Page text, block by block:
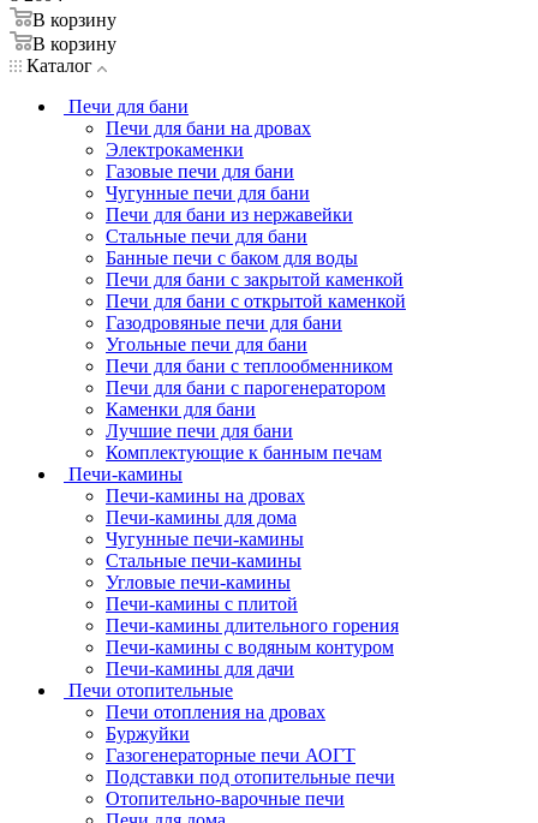
В корзину
В корзину
Каталог
Печи для бани
Печи для бани на дровах
Электрокаменки
Газовые печи для бани
Чугунные печи для бани
Печи для бани из нержавейки
Стальные печи для бани
Банные печи с баком для воды
Печи для бани с закрытой каменкой
Печи для бани с открытой каменкой
Газодровяные печи для бани
Угольные печи для бани
Печи для бани с теплообменником
Печи для бани с парогенератором
Каменки для бани
Лучшие печи для бани
Комплектующие к банным печам
Печи-камины
Печи-камины на дровах
Печи-камины для дома
Чугунные печи-камины
Стальные печи-камины
Угловые печи-камины
Печи-камины с плитой
Печи-камины длительного горения
Печи-камины с водяным контуром
Печи-камины для дачи
Печи отопительные
Печи отопления на дровах
Буржуйки
Газогенераторные печи АОГТ
Подставки под отопительные печи
Отопительно-варочные печи